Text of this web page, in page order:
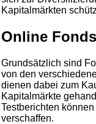
Kapitalmärkten
Online
Grundsätzlich sind
von den
dienen dabei zum
Kapitalmärkte
Testberichten
verschaffen.